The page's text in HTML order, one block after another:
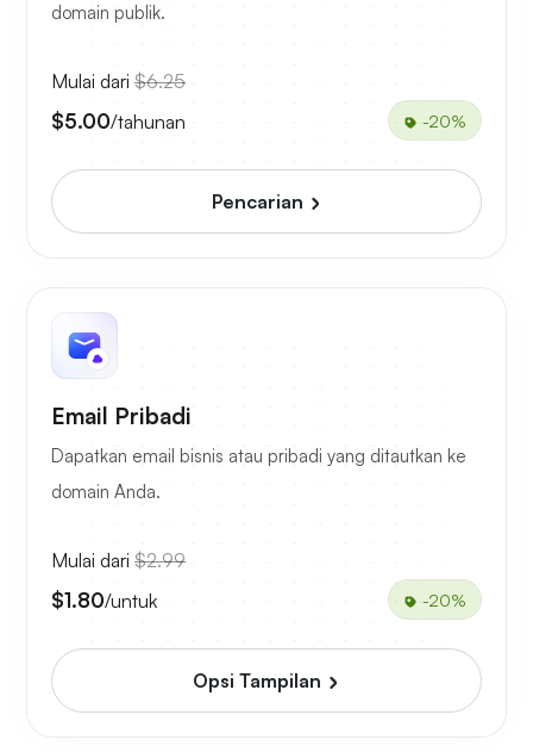
domain publik.
Mulai dari $6.25
$5.00/tahunan -20%
Pencarian
Email Pribadi
Dapatkan email bisnis atau pribadi yang ditautkan ke
domain Anda.
Mulai dari $2.99
$1.80/untuk -20%
Opsi Tampilan